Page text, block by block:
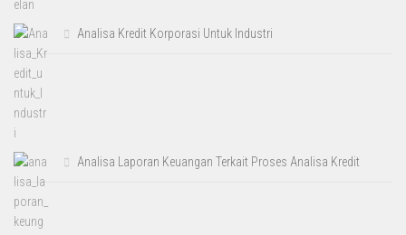
Analisa Kredit Korporasi Untuk Industri
Analisa Laporan Keuangan Terkait Proses Analisa Kredit